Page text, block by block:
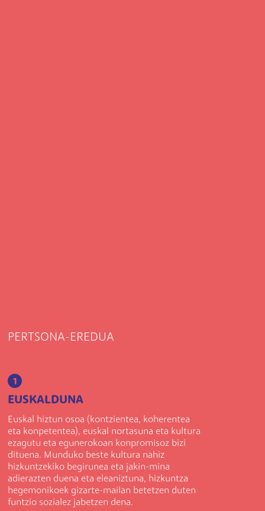
PERTSONA-EREDUA
1
EUSKALDUNA
Euskal hiztun osoa (kontzientea, koherentea
eta konpetentea), euskal nortasuna eta kultura
ezagutu eta egunerokoan konpromisoz bizi
dituena. Munduko beste kultura nahiz
hizkuntzekiko begirunea eta jakin-mina
adierazten duena eta eleaniztuna, hizkuntza
hegemonikoek gizarte-mailan betetzen duten
funtzio sozialez jabetzen dena.